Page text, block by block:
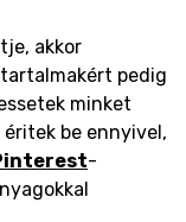
akkor
pedig
minket
éritek be ennyivel,
-